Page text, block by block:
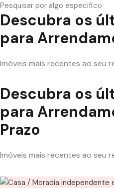
Pesquisar por algo especifico
Descubra os
para
Imóveis mais recentes ao seu
Descubra os
para
Prazo
Imóveis mais recentes ao seu